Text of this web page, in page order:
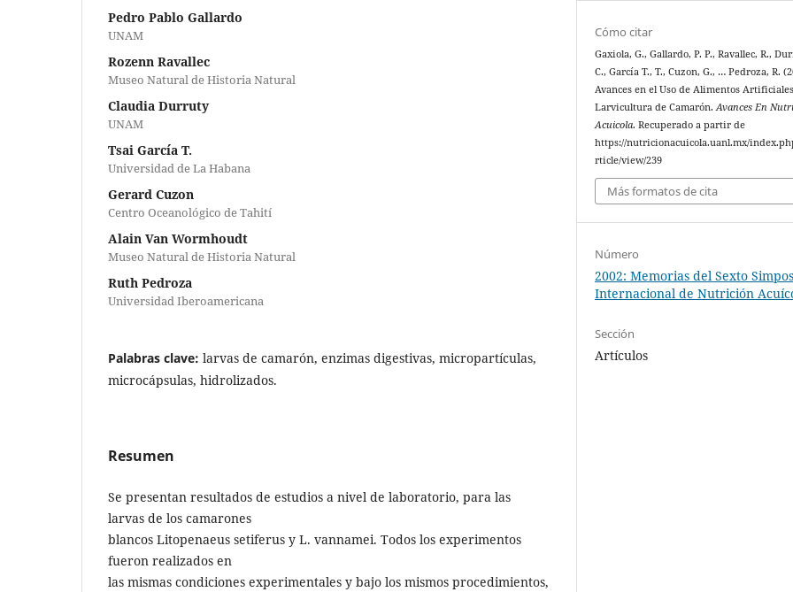
Pedro Pablo Gallardo
UNAM
Rozenn Ravallec
Museo Natural de Historia Natural
Claudia Durruty
UNAM
Tsai García T.
Universidad de La Habana
Gerard Cuzon
Centro Oceanológico de Tahití
Alain Van Wormhoudt
Museo Natural de Historia Natural
Ruth Pedroza
Universidad Iberoamericana
Palabras clave: larvas de camarón, enzimas digestivas, micropartículas,
microcápsulas, hidrolizados.
Resumen
Se presentan resultados de estudios a nivel de laboratorio, para las
larvas de los camarones
blancos Litopenaeus setiferus y L. vannamei. Todos los experimentos
fueron realizados en
las mismas condiciones experimentales y bajo los mismos procedimientos,
Cómo citar
Gaxiola, G., Gallardo, P. P., Ravallec, R.,
C., García T., T., Cuzon, G., … Pedroza, R.
Avances en el Uso de Alimentos
Larvicultura de Camarón.Avances En
Acuicola. Recuperado a partir de
https://nutricionacuicola.uanl.mx/
rticle/view/239
Más formatos de cita
Número
2002: Memorias del Sexto
Internacional de Nutrición
Sección
Artículos